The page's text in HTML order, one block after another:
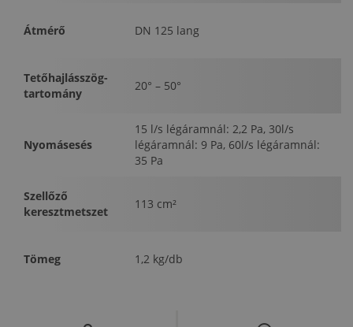
Átmérő DN 125 lang
Tetőhajlásszög-
tartomány
20° – 50°
Nyomásesés
15 l/s légáramnál: 2,2 Pa, 30l/s
légáramnál: 9 Pa, 60l/s légáramnál:
35 Pa
Szellőző
keresztmetszet
113 cm²
Tömeg 1,2 kg/db